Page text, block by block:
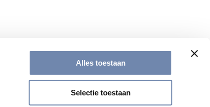
Alles toestaan
Selectie toestaan